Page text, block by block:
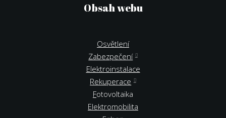
Obsah webu
Osvětlení
Zabezpečení
Elektroinstalace
Rekuperace
Fotovoltaika
Elektromobilita